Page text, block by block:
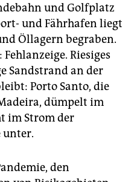
und Golfplatz
und Fährhafen liegt
Öllagern begraben.
Riesiges
Sandstrand an der
Porto Santo, die
dümpelt im
im Strom der
unter.
den